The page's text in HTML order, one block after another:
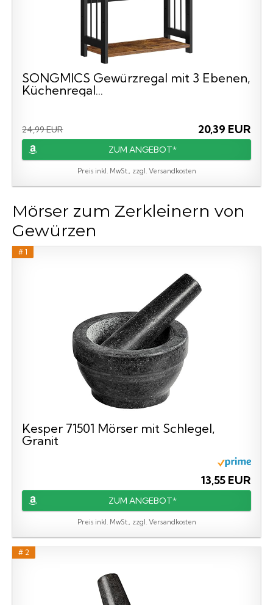
SONGMICS Gewürzregal mit 3 Ebenen,
Küchenregal...
24,99 EUR 20,39 EUR
ZUM ANGEBOT*
Preis inkl. MwSt., zzgl. Versandkosten
Mörser zum Zerkleinern von
Gewürzen
# 1
Kesper 71501 Mörser mit Schlegel,
Granit
13,55 EUR
ZUM ANGEBOT*
Preis inkl. MwSt., zzgl. Versandkosten
# 2